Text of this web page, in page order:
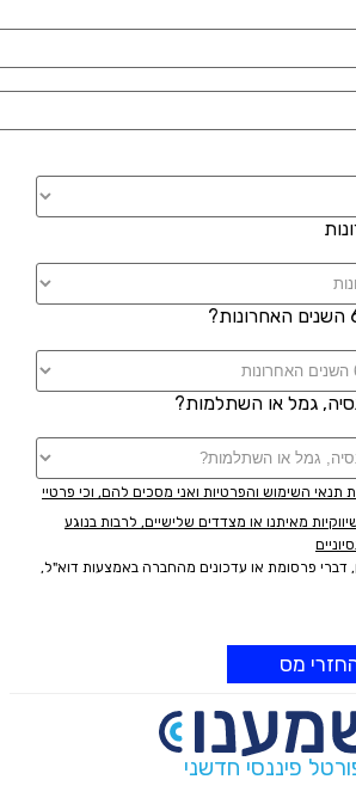
גמל או השתלמות?
השימוש והפרטיות ואני מסכים להם, וכי פרטיי
מאיתנו או מצדדים שלישיים, לרבות בנוגע
פרסומת או עדכונים מהחברה באמצעות דוא"ל,
מס
פיננסי חדשני